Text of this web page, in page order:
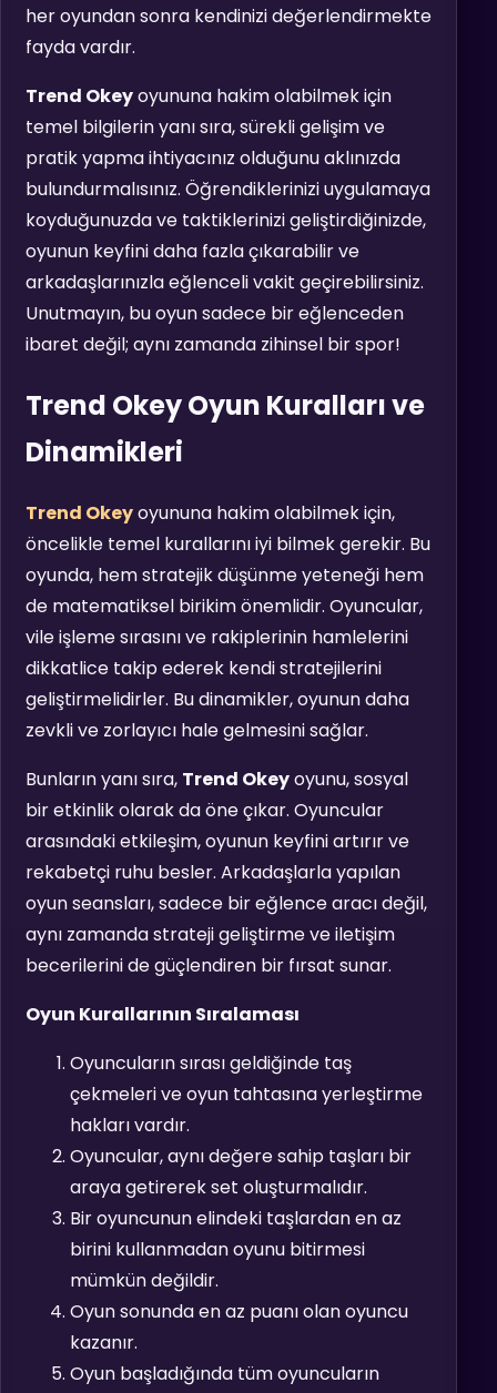
her oyundan sonra kendinizi değerlendirmekte
fayda vardır.
Trend Okeyoyununa hakim olabilmek için
temel bilgilerin yanı sıra, sürekli gelişim ve
pratik yapma ihtiyacınız olduğunu aklınızda
bulundurmalısınız. Öğrendiklerinizi uygulamaya
koyduğunuzda ve taktiklerinizi geliştirdiğinizde,
oyunun keyfini daha fazla çıkarabilir ve
arkadaşlarınızla eğlenceli vakit geçirebilirsiniz.
Unutmayın, bu oyun sadece bir eğlenceden
ibaret değil; aynı zamanda zihinsel bir spor!
Trend Okey Oyun Kuralları ve
Dinamikleri
Trend Okeyoyununa hakim olabilmek için,
öncelikle temel kurallarını iyi bilmek gerekir. Bu
oyunda, hem stratejik düşünme yeteneği hem
de matematiksel birikim önemlidir. Oyuncular,
vile işleme sırasını ve rakiplerinin hamlelerini
dikkatlice takip ederek kendi stratejilerini
geliştirmelidirler. Bu dinamikler, oyunun daha
zevkli ve zorlayıcı hale gelmesini sağlar.
Bunların yanı sıra, Trend Okeyoyunu, sosyal
bir etkinlik olarak da öne çıkar. Oyuncular
arasındaki etkileşim, oyunun keyfini artırır ve
rekabetçi ruhu besler. Arkadaşlarla yapılan
oyun seansları, sadece bir eğlence aracı değil,
aynı zamanda strateji geliştirme ve iletişim
becerilerini de güçlendiren bir fırsat sunar.
Oyun Kurallarının Sıralaması
Oyuncuların sırası geldiğinde taş
çekmeleri ve oyun tahtasına yerleştirme
hakları vardır.
Oyuncular, aynı değere sahip taşları bir
araya getirerek set oluşturmalıdır.
Bir oyuncunun elindeki taşlardan en az
birini kullanmadan oyunu bitirmesi
mümkün değildir.
Oyun sonunda en az puanı olan oyuncu
kazanır.
Oyun başladığında tüm oyuncuların